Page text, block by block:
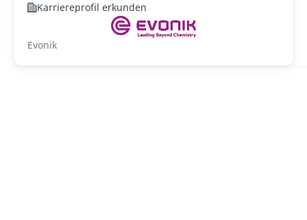
Karriereprofil erkunden
Evonik